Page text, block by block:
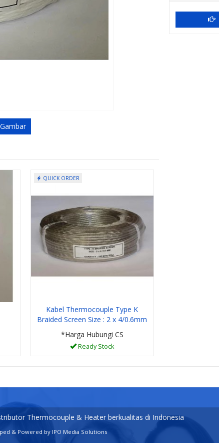
QUICK ORDER
Kabel Thermocouple Type K
Braided Screen Size : 2 x 4/0.6mm
*Harga Hubungi CS
Ready Stock
Thermocouple & Heater berkualitas di Indonesia
& Powered by IPO Media Solutions